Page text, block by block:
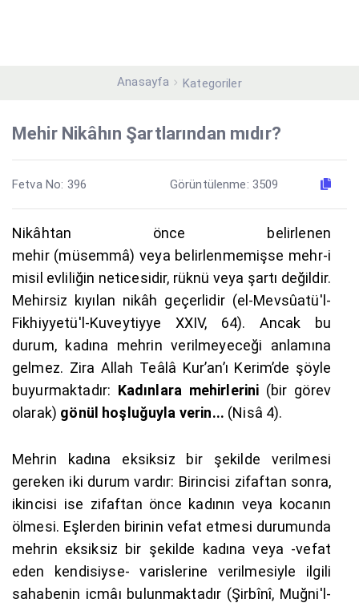
Anasayfa Kategoriler
Mehir Nikâhın Şartlarından mıdır?
Fetva No: 396 Görüntülenme: 3509
Nikâhtan önce belirlenen
mehir (müsemmâ) veya belirlenmemişse mehr-i
misil evliliğin neticesidir, rüknü veya şartı değildir.
Mehirsiz kıyılan nikâh geçerlidir (el-Mevsûatü'l-
Fikhiyyetü'l-Kuveytiyye XXIV, 64). Ancak bu
durum, kadına mehrin verilmeyeceği anlamına
gelmez. Zira Allah Teâlâ Kur’an’ı Kerim’de şöyle
buyurmaktadır: Kadınlara mehirlerini (bir görev
olarak) gönül hoşluğuyla verin... (Nisâ 4).
Mehrin kadına eksiksiz bir şekilde verilmesi
gereken iki durum vardır: Birincisi zifaftan sonra,
ikincisi ise zifaftan önce kadının veya kocanın
ölmesi. Eşlerden birinin vefat etmesi durumunda
mehrin eksiksiz bir şekilde kadına veya -vefat
eden kendisiyse- varislerine verilmesiyle ilgili
sahabenin icmâı bulunmaktadır (Şirbînî, Muğni'l-